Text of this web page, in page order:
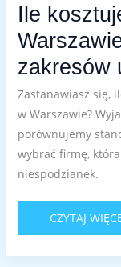
Ile
zakresów
Zastanawiasz się,
w Warszawie?
porównujemy
wybrać firmę,
niespodzianek.
CZYTAJ